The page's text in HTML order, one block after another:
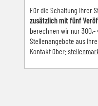
Für die Schaltung Ihrer
zusätzlich mit fünf
berechnen wir nur
Stellenangebote aus
Kontakt über:s